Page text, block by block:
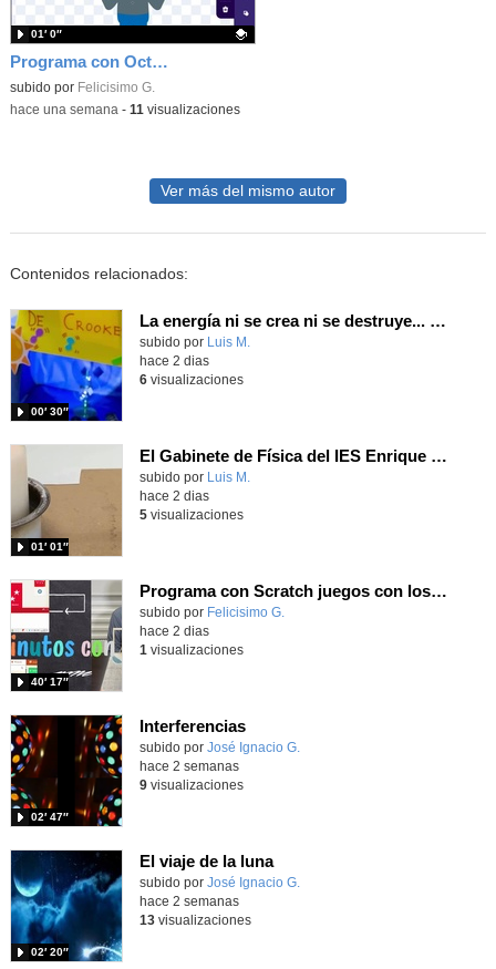
Programa con OctoStudio, un juego homenajeando al House of the dead con Zombies
Contenido educativo.
subido por Felicisimo G.
01′ 0″
-hace una semana - 11 visualizaciones
Ver más del mismo autor
Contenidos relacionados:
La energía ni se crea ni se destruye... ¡se experimenta! El Tierno en la Feria Madrid es Ciencia 2026
Contenido educativo.
subido por Luis M.
00′ 30″
hace 2 dias
6visualizaciones
El Gabinete de Física del IES Enrique Tierno Galván de Parla (Curso 25-26)
Contenido educativo.
subido por Luis M.
01′ 01″
hace 2 dias
5visualizaciones
Programa con Scratch juegos con los partidos del mundial 2026 ganados por España
Contenido educativo.
subido por Felicisimo G.
40′ 17″
hace 2 dias
1 visualizaciones
Interferencias
Contenido educativo.
subido por José Ignacio G.
02′ 47″
hace 2 semanas
9visualizaciones
El viaje de la luna
Contenido educativo.
subido por José Ignacio G.
02′ 20″
hace 2 semanas
13visualizaciones